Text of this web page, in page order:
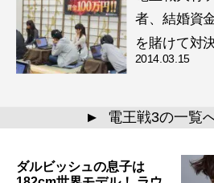
者、結婚資
を賭けて対
2014.03.15
▲ 電王戦3の一覧
ダルビッシュの息子は